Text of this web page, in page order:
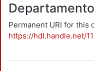
Permanent URI for this
https://hdl.handle.net/